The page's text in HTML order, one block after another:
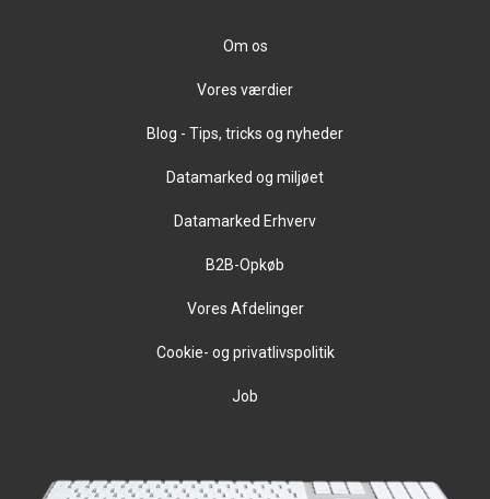
Om os
Vores værdier
Blog - Tips, tricks og nyheder
Datamarked og miljøet
Datamarked Erhverv
B2B-Opkøb
Vores Afdelinger
Cookie- og privatlivspolitik
Job